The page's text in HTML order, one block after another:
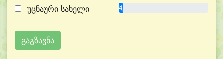
უცნაური სახელი 4.3%